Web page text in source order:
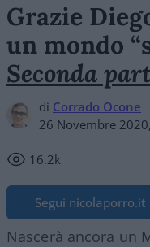
Grazie
un mondo
Seconda
di Corrado Ocone
26 Novembre
16.2k
Segui nicolaporro.it
Nascerà ancora un